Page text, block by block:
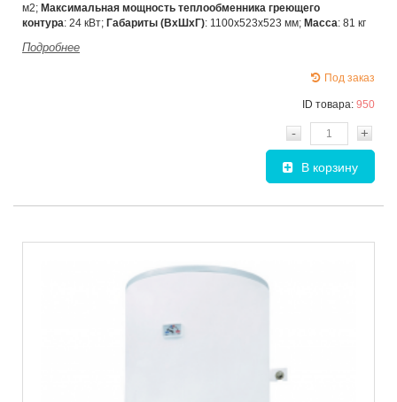
м2; Максимальная мощность теплообменника греющего
контура: 24 кВт; Габариты (ВхШхГ): 1100х523х523 мм; Масса: 81 кг
Подробнее
Под заказ
ID товара: 950
- +
В корзину